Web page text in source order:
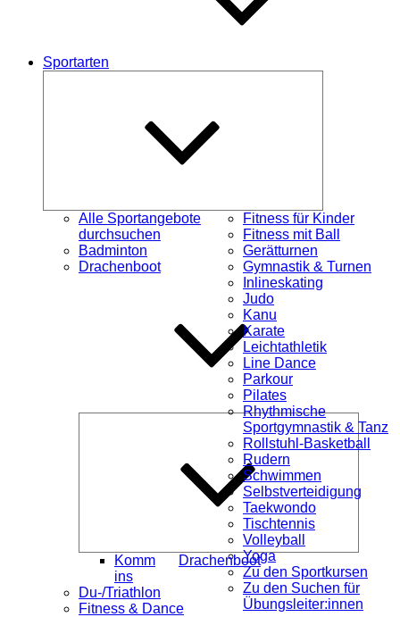
Sportarten
Alle Sportangebote
durchsuchen
Badminton
Drachenboot
öffnen
Komm
ins
Drachenboot
Du-/Triathlon
Fitness & Dance
Fitness für Kinder
Fitness mit Ball
Gerätturnen
Gymnastik & Turnen
Inlineskating
Judo
Kanu
Karate
Leichtathletik
Line Dance
Parkour
Pilates
Rhythmische
Sportgymnastik & Tanz
Rollstuhl-Basketball
Rudern
Schwimmen
Selbstverteidigung
Taekwondo
Tischtennis
Volleyball
Yoga
Zu den Sportkursen
Zu den Suchen für
Übungsleiter:innen